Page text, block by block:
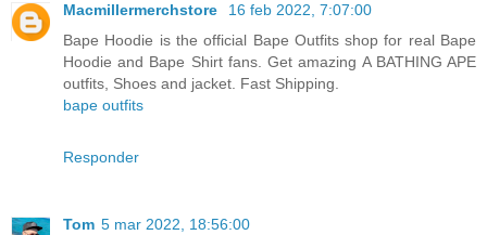
Macmillermerchstore
16 feb 2022, 7:07:00
Bape Hoodie is the official Bape Outfits shop for real Bape
Hoodie and Bape Shirt fans. Get amazing A BATHING APE
outfits, Shoes and jacket. Fast Shipping.
bape outfits
Responder
Tom 5 mar 2022, 18:56:00